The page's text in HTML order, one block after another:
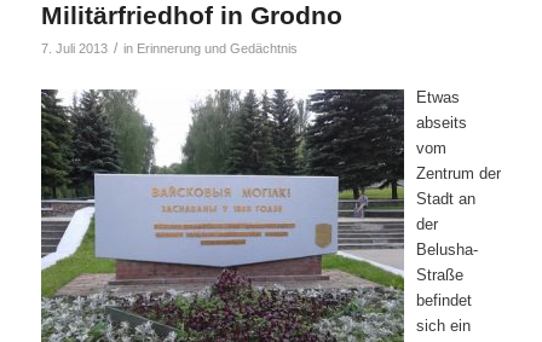
Militärfriedhof in Grodno
7. Juli 2013 / in Erinnerung und Gedächtnis
Etwas
abseits
vom
Zentrum der
Stadt an
der
Belusha-
Straße
befindet
sich ein